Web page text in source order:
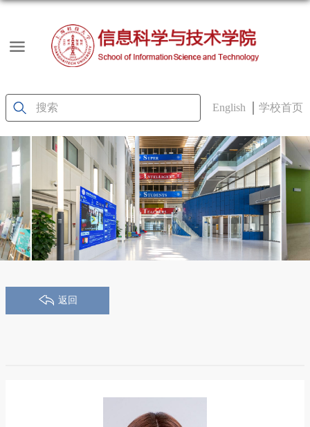
English 学校首页
返回